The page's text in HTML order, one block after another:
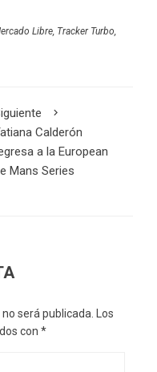
Libre Tracker Turbo
Calderón
a la European
Mans Series
será publicada. Los
con *